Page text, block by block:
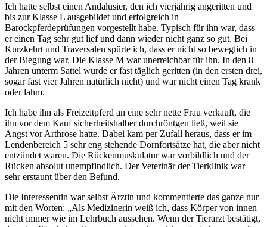
Ich hatte selbst einen Andalusier, den ich vierjährig angeritten und
bis zur Klasse L ausgebildet und erfolgreich in
Barockpferdeprüfungen vorgestellt habe. Typisch für ihn war, dass
er einen Tag sehr gut lief und dann wieder nicht ganz so gut. Bei
Kurzkehrt und Traversalen spürte ich, dass er nicht so beweglich in
der Biegung war. Die Klasse M war unerreichbar für ihn. In den 8
Jahren unterm Sattel wurde er fast täglich geritten (in den ersten drei,
sogar fast vier Jahren natürlich nicht) und war nicht einen Tag krank
oder lahm.
Ich habe ihn als Freizeitpferd an eine sehr nette Frau verkauft, die
ihn vor dem Kauf sicherheitshalber durchröntgen ließ, weil sie
Angst vor Arthrose hatte. Dabei kam per Zufall heraus, dass er im
Lendenbereich 5 sehr eng stehende Dornfortsätze hat, die aber nicht
entzündet waren. Die Rückenmuskulatur war vorbildlich und der
Rücken absolut unempfindlich. Der Veterinär der Tierklinik war
sehr erstaunt über den Befund.
Die Interessentin war selbst Ärztin und kommentierte das ganze nur
mit den Worten: „Als Medizinerin weiß ich, dass Körper von innen
nicht immer wie im Lehrbuch aussehen. Wenn der Tierarzt bestätigt,